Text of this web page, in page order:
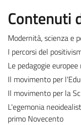
Contenuti
Modernità, scienza e
I percorsi del
Le pedagogie
Il movimento per
Il movimento per la
L'egemonia
primo Novecento